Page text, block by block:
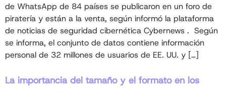
de WhatsApp de 84 países se publicaron en un foro de
piratería y están a la venta, según informó la plataforma
de noticias de seguridad cibernética Cybernews . Según
se informa, el conjunto de datos contiene información
personal de 32 millones de usuarios de EE. UU. y […]
La importancia del tamaño y el formato en los